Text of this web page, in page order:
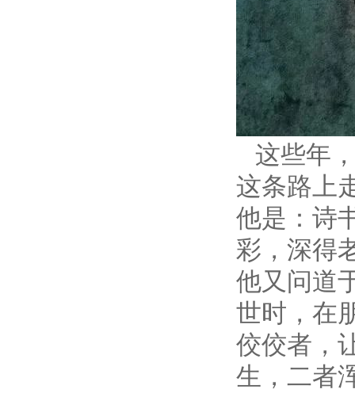
这些年
这条路上
他是：诗
彩，深得
他又问道
世时，在
佼佼者，
生，二者